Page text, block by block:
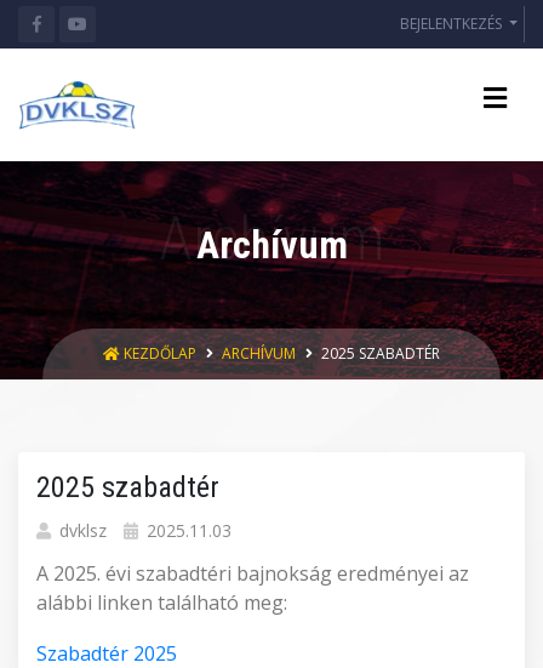
BEJELENTKEZÉS
Archívum
KEZDŐLAP ARCHÍVUM 2025 SZABADTÉR
2025 szabadtér
dvklsz 2025.11.03
A 2025. évi szabadtéri bajnokság eredményei az
alábbi linken található meg:
Szabadtér 2025